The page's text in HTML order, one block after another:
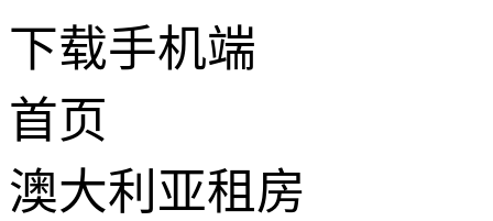
下载手机端
首页
澳大利亚租房